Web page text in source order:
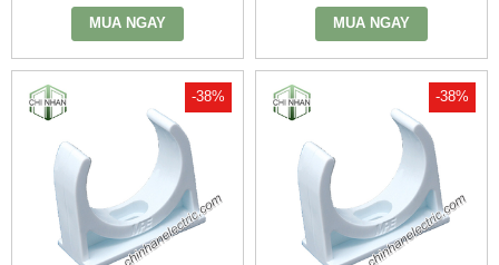
MUA NGAY MUA NGAY
-38% -38%